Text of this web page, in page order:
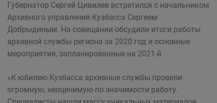
Губернатор Сергей Цивилев встретился с начальником
Архивного управления Кузбасса Сергеем
Добрыдиным. На совещании обсудили итоги работы
архивной службы региона за 2020 год и основные
мероприятия, запланированные на 2021-й.
«К юбилею Кузбасса архивные службы провели
огромную, неоценимую по значимости работу.